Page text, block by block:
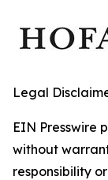
Legal
EIN Presswire
without
responsibility